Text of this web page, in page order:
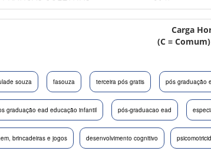
Carga
(C =
souza fasouza terceira pós gratis pós graduação
graduação ead educação infantil pós-graduacao ead
brincadeiras e jogos desenvolvimento cognitivo